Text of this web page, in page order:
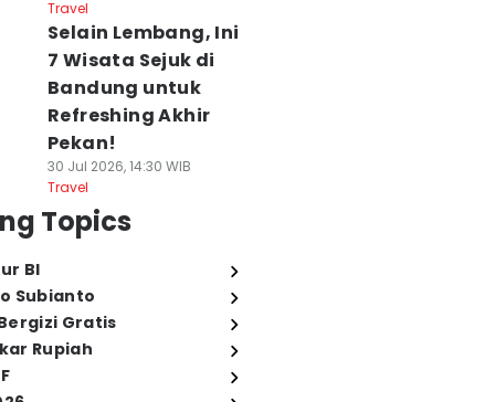
Travel
Selain Lembang, Ini
7 Wisata Sejuk di
Bandung untuk
Refreshing Akhir
Pekan!
30 Jul 2026, 14:30 WIB
Travel
Topics
BI
Subianto
Gratis
Rupiah